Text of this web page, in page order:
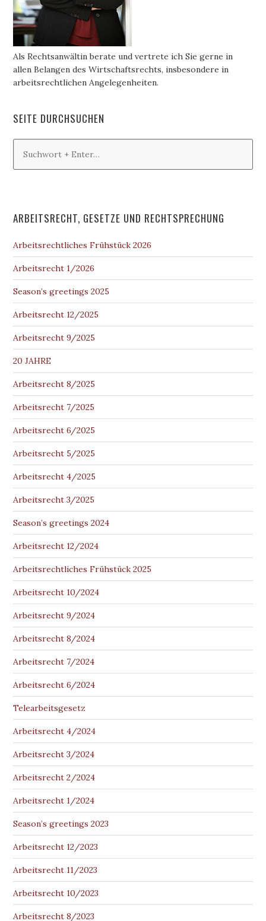
Als Rechtsanwältin berate und vertrete ich Sie gerne in
allen Belangen des Wirtschaftsrechts, insbesondere in
arbeitsrechtlichen Angelegenheiten.
SEITE DURCHSUCHEN
ARBEITSRECHT, GESETZE UND RECHTSPRECHUNG
Arbeitsrechtliches Frühstück 2026
Arbeitsrecht 1/2026
Season’s greetings 2025
Arbeitsrecht 12/2025
Arbeitsrecht 9/2025
20 JAHRE
Arbeitsrecht 8/2025
Arbeitsrecht 7/2025
Arbeitsrecht 6/2025
Arbeitsrecht 5/2025
Arbeitsrecht 4/2025
Arbeitsrecht 3/2025
Season’s greetings 2024
Arbeitsrecht 12/2024
Arbeitsrechtliches Frühstück 2025
Arbeitsrecht 10/2024
Arbeitsrecht 9/2024
Arbeitsrecht 8/2024
Arbeitsrecht 7/2024
Arbeitsrecht 6/2024
Telearbeitsgesetz
Arbeitsrecht 4/2024
Arbeitsrecht 3/2024
Arbeitsrecht 2/2024
Arbeitsrecht 1/2024
Season’s greetings 2023
Arbeitsrecht 12/2023
Arbeitsrecht 11/2023
Arbeitsrecht 10/2023
Arbeitsrecht 8/2023